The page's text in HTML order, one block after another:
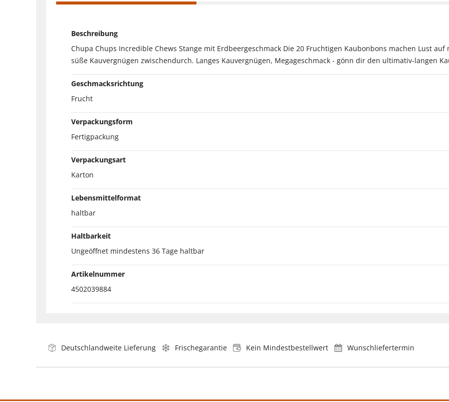
Beschreibung
Chupa Chups Incredible Chews Stange mit Erdbeergeschmack Die 20 Fruchtigen Kaubonbons machen Lust
süße Kauvergnügen zwischendurch. Langes Kauvergnügen, Megageschmack - gönn dir den ultimativ-langen
Geschmacksrichtung
Frucht
Verpackungsform
Fertigpackung
Verpackungsart
Karton
Lebensmittelformat
haltbar
Haltbarkeit
Ungeöffnet mindestens 36 Tage haltbar
Artikelnummer
4502039884
Deutschlandweite Lieferung Frischegarantie Kein Mindestbestellwert Wunschliefertermin